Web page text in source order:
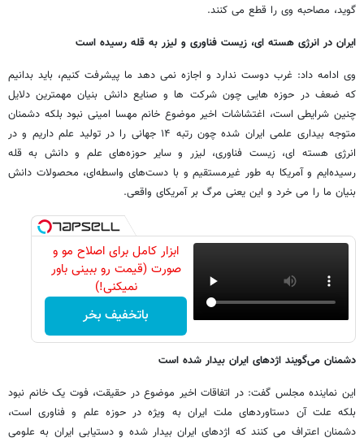
گوید، مصاحبه وی را قطع می کنند.
ایران در انرژی هسته ای، زیست فناوری و لیزر به قله رسیده است
وی ادامه داد: غرب دوست ندارد و اجازه نمی دهد ما پیشرفت کنیم، باید بدانیم
که ضعف در حوزه هایی چون شرکت ها و صنایع دانش بنیان مهمترین دلایل
چنین شرایطی است، اغتشاشات اخیر موضوع خانم مهسا امینی نبود بلکه دشمنان
متوجه بیداری علمی ایران شده چون رتبه ۱۴ جهانی را در تولید علم داریم و در
انرژی هسته ای، زیست فناوری، لیزر و سایر حوزه‌های علم و دانش به قله
رسیده‌ایم و آمریکا به طور غیرمستقیم و با دست‌های واسطه‌ای، محصولات دانش
بنیان ما را می خرد و این یعنی مرگ بر آمریکای واقعی.
ابزار کامل برای اصلاح مو و
صورت (قیمت رو ببینی باور
نمیکنی!)
باتخفیف بخر
دشمنان می‌گویند اژدهای ایران بیدار شده است
این نماینده مجلس گفت: در اتفاقات اخیر موضوع در حقیقت، فوت یک خانم نبود
بلکه علت آن دستاوردهای ملت ایران به ویژه در حوزه علم و فناوری است،
دشمنان اعتراف می کنند که اژدهای ایران بیدار شده و دستیابی ایران به علومی